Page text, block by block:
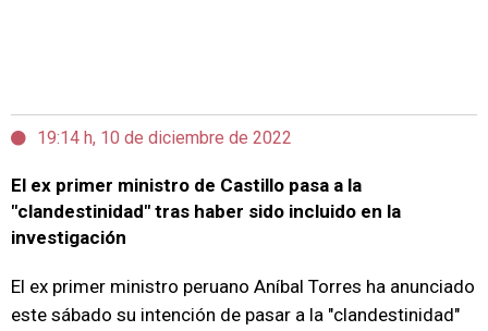
19:14 h, 10 de diciembre de 2022
El ex primer ministro de Castillo pasa a la
"clandestinidad" tras haber sido incluido en la
investigación
El ex primer ministro peruano Aníbal Torres ha anunciado
este sábado su intención de pasar a la "clandestinidad"